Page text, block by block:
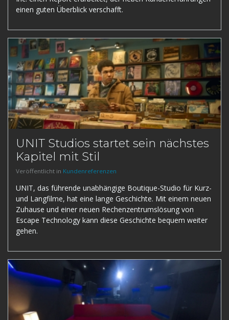
einen guten Überblick verschafft.
UNIT Studios startet sein nächstes
Kapitel mit Stil
Veröffentlicht in Kundenreferenzen
UNIT, das führende unabhängige Boutique-Studio für Kurz-
und Langfilme, hat eine lange Geschichte. Mit einem neuen
Zuhause und einer neuen Rechenzentrumslösung von
Escape Technology kann diese Geschichte bequem weiter
gehen.